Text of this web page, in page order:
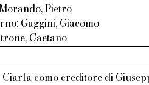
Pietro
Gaggini, Giacomo
Gaetano
Ciarla como creditore di